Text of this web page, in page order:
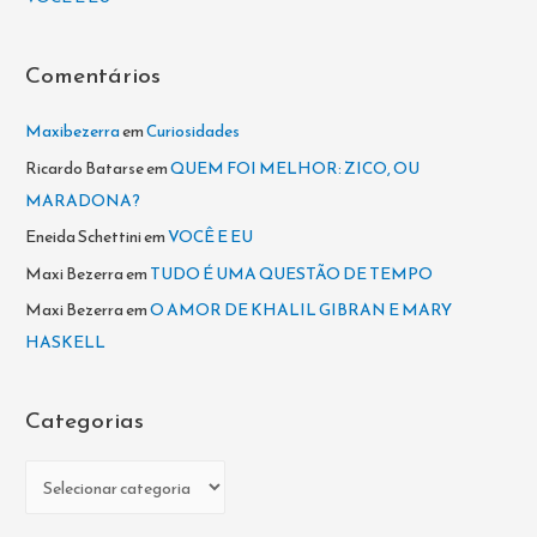
o
:Comentários
MaxibezerraemCuriosidades
Ricardo BatarseemQUEM FOI MELHOR: ZICO, OU
MARADONA?
Eneida SchettiniemVOCÊ E EU
Maxi Bezerraem TUDO É UMA QUESTÃO DE TEMPO
Maxi BezerraemO AMOR DE KHALIL GIBRAN E MARY
HASKELL
Categorias